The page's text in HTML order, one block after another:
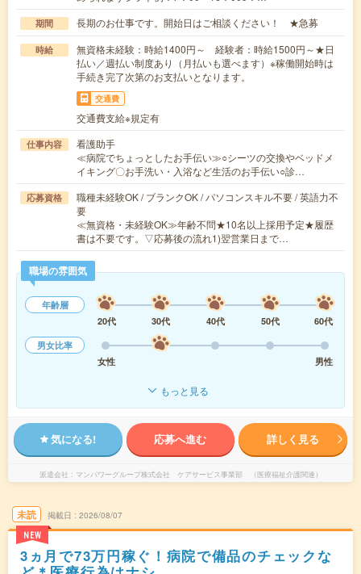
期間 長期のお仕事です。開始日はご相談ください！ ★急募
時給
無資格未経験：時給1400円～ 経験者：時給1500円～★日
払い／週払い制度あり（月払いも選べます）※稼働開始時は
手続き完了次第のお支払いとなります。
交通費
交通費支給※規定有
仕事内容
看護助手
≪病院でちょっとしたお手伝い≫○シーツの交換やベッドメ
イキング〇お手洗い・入浴など生活のお手伝い○診…
応募資格
職種未経験OK / ブランクOK / パソコンスキル不要 / 英語力不
要
≪無資格・未経験OK≫年齢不問★10名以上採用予定★履歴
書は不要です。▽応募後の流れ1)翌営業日まで…
職場の雰囲気
年齢層
20代
30代 40代 50代
60代
男女比率
女性
男性
もっと見る
気になる! 応募へ進む 詳しく見る
派遣会社 マンパワーグループ株式会社 ケアサービス事業部 （医療福祉介護関連）
未読
NEW
掲載日 2026/08/07
3ヵ月で73万円稼ぐ！病院で備品のチェックな